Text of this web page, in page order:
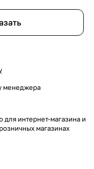
менеджера
для интернет-магазина и
магазинах